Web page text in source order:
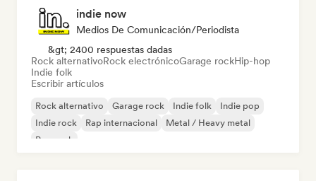
indie now
Medios De Comunicación/Periodista
&gt; 2400 respuestas dadas
Rock alternativoRock electrónicoGarage rockHip-hop
Indie folk
Escribir artículos
Rock alternativo Garage rock Indie folk
Indie pop
Indie rock
Rap internacional
Metal / Heavy metal
Pop rock